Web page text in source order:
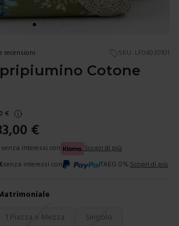
recensioni SKU: LF06030101
Cotone
€
€
interessi con
Scopri di più
senza interessi con TAEG 0%. Scopri di più
1 Piazza e Mezza Singolo